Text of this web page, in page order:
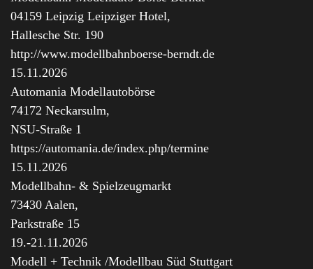
04159 Leipzig Leipziger Hotel,
Hallesche Str. 190
http://www.modellbahnboerse-berndt.de
15.11.2026
Automania Modellautobörse
74172 Neckarsulm,
NSU-Straße 1
https://automania.de/index.php/termine
15.11.2026
Modellbahn- & Spielzeugmarkt
73430 Aalen,
Parkstraße 15
19.-21.11.2026
Modell + Technik /Modellbau Süd Stuttgart